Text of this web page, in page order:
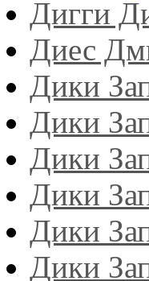
Дигги
Диес
Дики
Дики
Дики
Дики
Дики
Дики